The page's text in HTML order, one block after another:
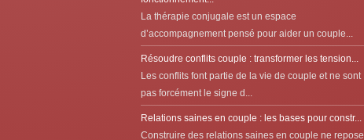
La thérapie conjugale est un espace
d’accompagnement pensé pour aider un couple...
Résoudre conflits couple : transformer les tension...
Les conflits font partie de la vie de couple et ne sont
pas forcément le signe d...
Relations saines en couple : les bases pour constr...
Construire des relations saines en couple ne repose